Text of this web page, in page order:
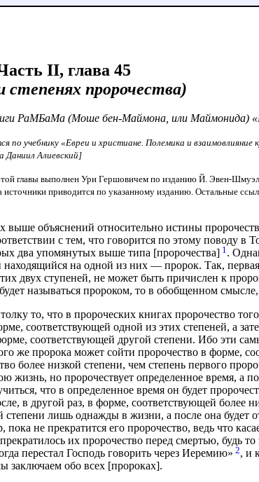
II, глава 45
степенях пророчества)
РаМБаМа (Моше бен-Маймона, или Маймонида)
по учебнику «Евреи и христиане. Полемика и
Даниил Алиевский]
главы выполнен Ури Гершовичем по изданию Й. Эвен-
источники приводится по указанному изданию. Остальные
выше объяснений относительно истины
с тем, что говорится по этому поводу в
два упомянутых выше типа [пророчества] 1.
находящийся на одной из них — пророк. Так,
двух ступеней, не может быть причислен к
называться пророком, то в обобщенном
то, что в пророческих книгах пророчество
соответствующей одной из этих степеней, а
соответствующей другой степени. Ибо эти
же пророка может сойти пророчество в форме,
более низкой степени, чем степень первого
жизнь, но пророчествует определенное время, а
что в определенное время он будет
в другой раз, в форме, соответствующей более
лишь однажды в жизни, а после она будет
пока не прекратится его пророчество, ведь что
их пророчество перед смертью, будь
перестал Господь говорить через Иеремию» 2, и
заключаем обо всех [пророках].